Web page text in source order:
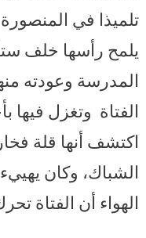
تلميذا في
يلمح رأسها خلف
المدرسة وعودته
الفتاة وتغزل فيها
اكتشف أنها قلة
الشباك، وكان
الهواء أن الفتاة